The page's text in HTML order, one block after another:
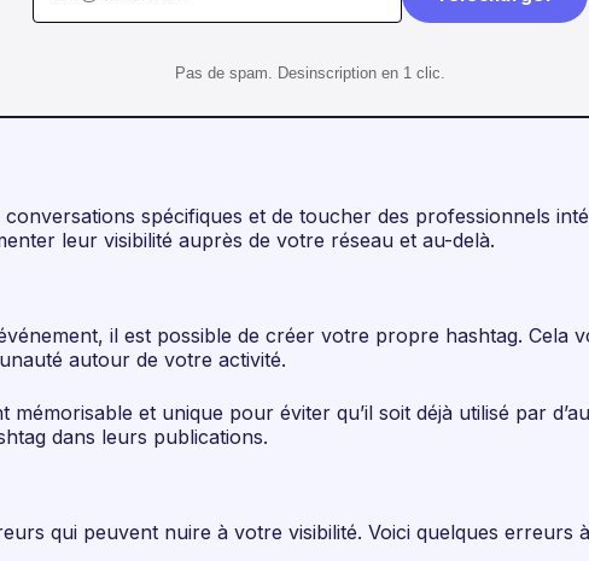
Pas de spam. Desinscription en 1 clic.
spécifiques et de toucher des professionnels
leur visibilité auprès de votre réseau et au-delà.
il est possible de créer votre propre hashtag. Cela
autour de votre activité.
et unique pour éviter qu’il soit déjà utilisé par
dans leurs publications.
qui peuvent nuire à votre visibilité. Voici quelques erreurs